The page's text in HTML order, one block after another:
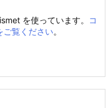
を使っています。
コ
ご覧ください。